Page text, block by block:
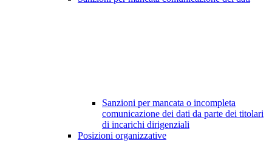
Sanzioni per mancata o incompleta
comunicazione dei dati da parte dei titolari
di incarichi dirigenziali
Posizioni organizzative